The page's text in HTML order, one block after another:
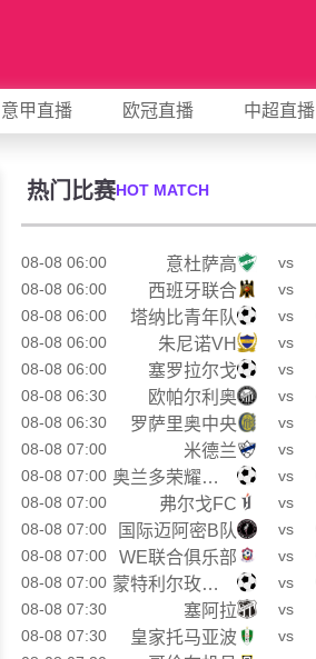
意甲直播 欧冠直播 中超直播
热门比赛HOT MATCH
08-08 06:00 意杜萨高 vs
08-08 06:00 西班牙联合 vs
08-08 06:00 塔纳比青年队 vs
08-08 06:00 朱尼诺VH vs
08-08 06:00 塞罗拉尔戈 vs
08-08 06:30 欧帕尔利奥 vs
08-08 06:30 罗萨里奥中央 vs
08-08 07:00 米德兰 vs
08-08 07:00 奥兰多荣耀女足 vs
08-08 07:00 弗尔戈FC vs
08-08 07:00 国际迈阿密B队 vs
08-08 07:00 WE联合俱乐部 vs
08-08 07:00 蒙特利尔玫瑰女足 vs
08-08 07:30 塞阿拉 vs
08-08 07:30 皇家托马亚波 vs